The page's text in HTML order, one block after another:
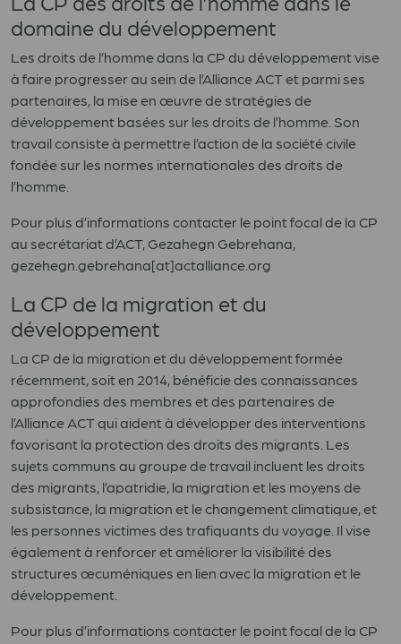
domaine du développement
Les droits de l’homme dans la CP du développement vise
à faire progresser au sein de l’Alliance ACT et parmi ses
partenaires, la mise en œuvre de stratégies de
développement basées sur les droits de l’homme. Son
travail consiste à permettre l’action de la société civile
fondée sur les normes internationales des droits de
l’homme.
Pour plus d’informations contacter le point focal de la CP
au secrétariat d’ACT, Gezahegn Gebrehana,
gezehegn.gebrehana[at]actalliance.org
La CP de la migration et du
développement
La CP de la migration et du développement formée
récemment, soit en 2014, bénéficie des connaissances
approfondies des membres et des partenaires de
l’Alliance ACT qui aident à développer des interventions
favorisant la protection des droits des migrants. Les
sujets communs au groupe de travail incluent les droits
des migrants, l’apatridie, la migration et les moyens de
subsistance, la migration et le changement climatique, et
les personnes victimes des trafiquants du voyage. Il vise
également à renforcer et améliorer la visibilité des
structures œcuméniques en lien avec la migration et le
développement.
Pour plus d’informations contacter le point focal de la CP